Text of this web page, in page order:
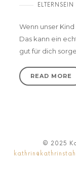
ELTERNSEIN
Wenn unser Kind
Das kann ein
gut für dich
READ MORE
© 2025